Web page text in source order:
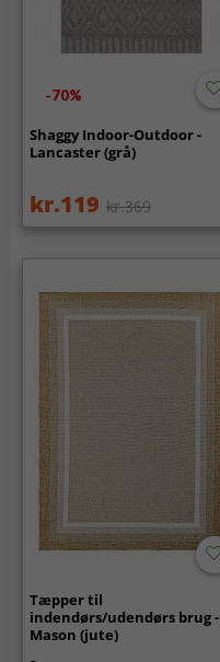
-70%
Shaggy Indoor-Outdoor -
Lancaster (grå)
kr.119 kr.369
Tæpper til
indendørs/udendørs brug -
Mason (jute)